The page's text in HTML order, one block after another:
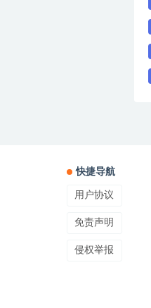
快捷导航
用户协议
免责声明
侵权举报